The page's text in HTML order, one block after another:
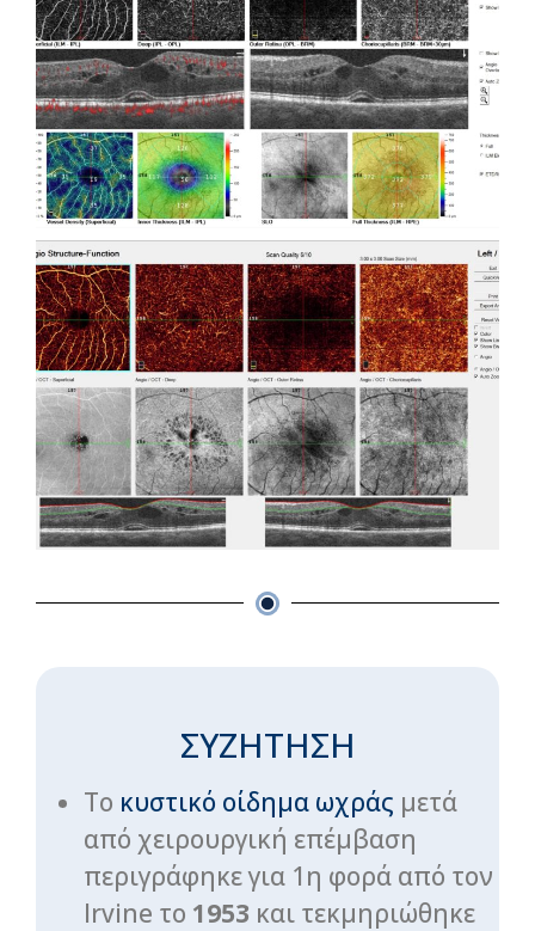
ΣΥΖΗΤΗΣΗ
Το κυστικό οίδημα ωχράς μετά
από χειρουργική επέμβαση
περιγράφηκε για 1η φορά από τον
Irvine το 1953 και τεκμηριώθηκε